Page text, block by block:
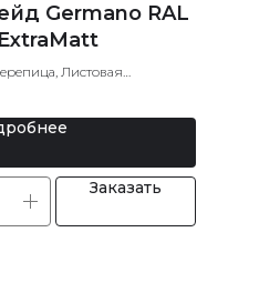
Germano RAL
Листовая
Заказать